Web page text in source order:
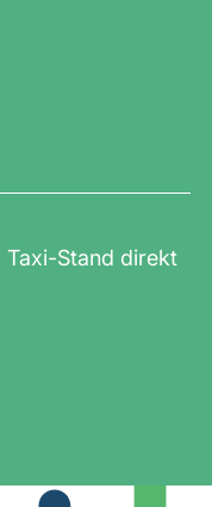
Taxi-Stand direkt